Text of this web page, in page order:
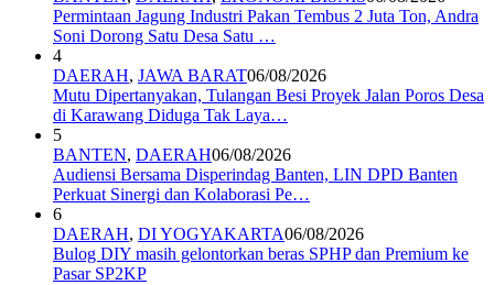
Permintaan Jagung Industri Pakan Tembus 2 Juta Ton, Andra
Soni Dorong Satu Desa Satu …
4
DAERAH, JAWA BARAT06/08/2026
Mutu Dipertanyakan, Tulangan Besi Proyek Jalan Poros Desa
di Karawang Diduga Tak Laya…
5
BANTEN, DAERAH06/08/2026
Audiensi Bersama Disperindag Banten, LIN DPD Banten
Perkuat Sinergi dan Kolaborasi Pe…
6
DAERAH, DI YOGYAKARTA06/08/2026
Bulog DIY masih gelontorkan beras SPHP dan Premium ke
Pasar SP2KP